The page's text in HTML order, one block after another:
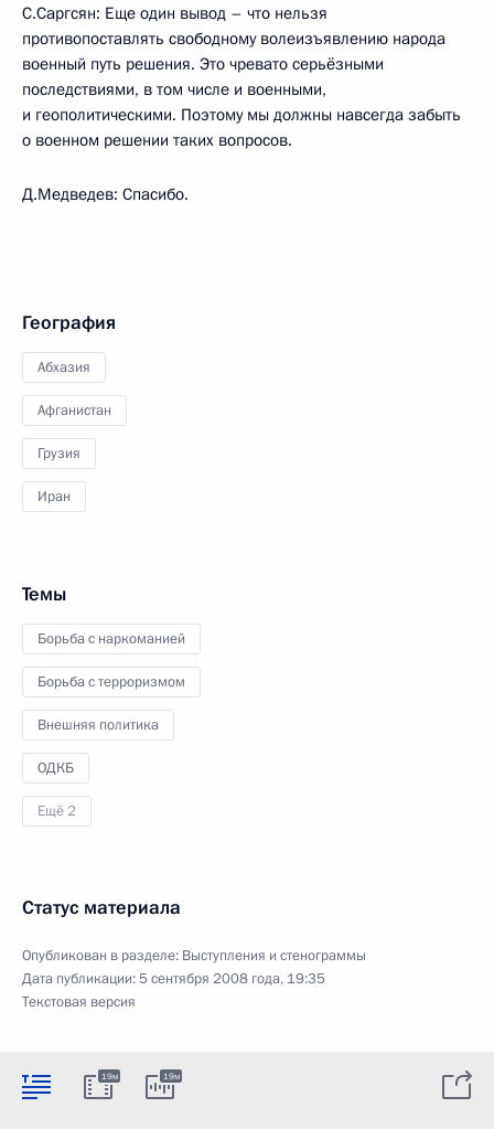
С.Саргсян: Еще один вывод – что нельзя
противопоставлять свободному волеизъявлению народа
военный путь решения. Это чревато серьёзными
последствиями, в том числе и военными,
и геополитическими. Поэтому мы должны навсегда забыть
о военном решении таких вопросов.
Д.Медведев: Спасибо.
География
Абхазия
Афганистан
Грузия
Иран
Темы
Борьба с наркоманией
Борьба с терроризмом
Внешняя политика
ОДКБ
Ещё 2
Статус материала
Опубликован в разделе: Выступления и стенограммы
Дата публикации:5 сентября 2008 года, 19:35
Текстовая версия
19м 19м